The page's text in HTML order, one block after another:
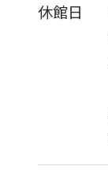
休館日